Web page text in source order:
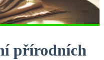
přírodních